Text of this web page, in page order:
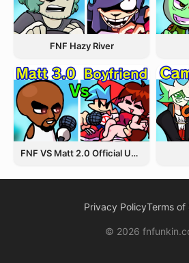
FNF Hazy River
FNF VS Matt 2.0 Official Update
Privacy PolicyTerms of
© 2026